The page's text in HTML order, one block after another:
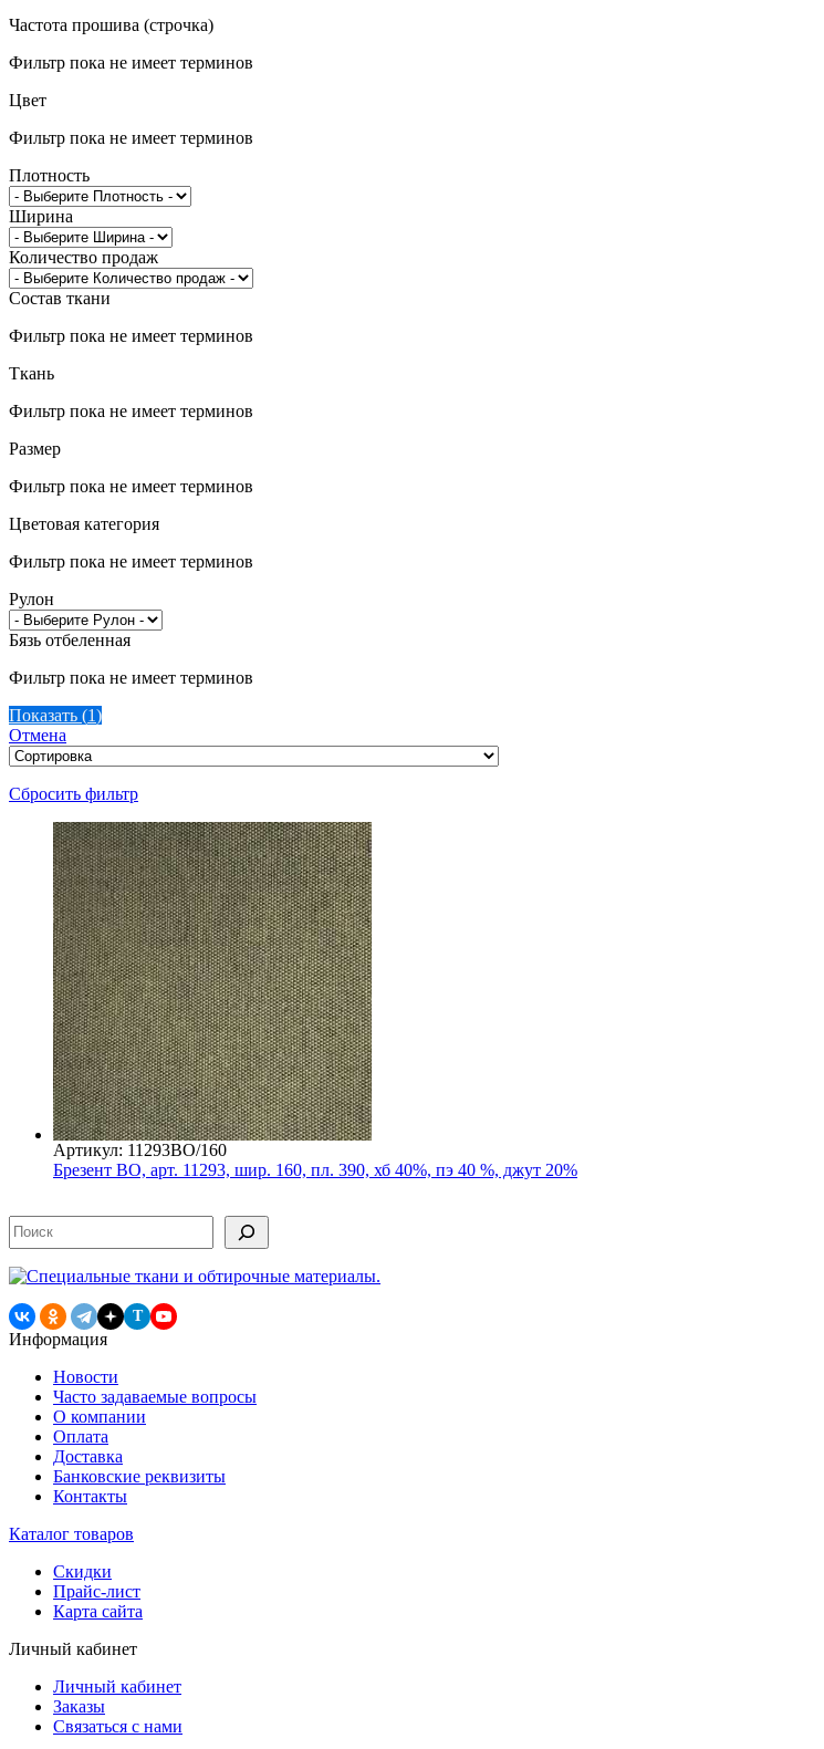
Частота прошива (строчка)
Фильтр пока не имеет терминов
Цвет
Фильтр пока не имеет терминов
Плотность
Ширина
Количество продаж
Состав ткани
Фильтр пока не имеет терминов
Ткань
Фильтр пока не имеет терминов
Размер
Фильтр пока не имеет терминов
Цветовая категория
Фильтр пока не имеет терминов
Рулон
Бязь отбеленная
Фильтр пока не имеет терминов
Показать (1)
Отмена
Сбросить фильтр
Артикул: 11293ВО/160
Брезент ВО, арт. 11293, шир. 160, пл. 390, хб 40%, пэ 40 %, джут 20%
Поиск
T
Информация
Новости
Часто задаваемые вопросы
О компании
Оплата
Доставка
Банковские реквизиты
Контакты
Каталог товаров
Скидки
Прайс-лист
Карта сайта
Личный кабинет
Личный кабинет
Заказы
Связаться с нами